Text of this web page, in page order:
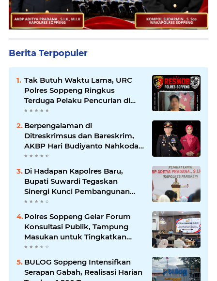
Berita Terpopuler
Tak Butuh Waktu Lama, URC
Polres Soppeng Ringkus
Terduga Pelaku Pencurian di
Liliriaja
Berpengalaman di
Ditreskrimsus dan Bareskrim,
AKBP Hari Budiyanto Nahkodai
Polres Soppeng
Di Hadapan Kapolres Baru,
Bupati Suwardi Tegaskan
Sinergi Kunci Pembangunan
Soppeng
Polres Soppeng Gelar Forum
Konsultasi Publik, Tampung
Masukan untuk Tingkatkan
Pelayanan
BULOG Soppeng Intensifkan
Serapan Gabah, Realisasi Harian